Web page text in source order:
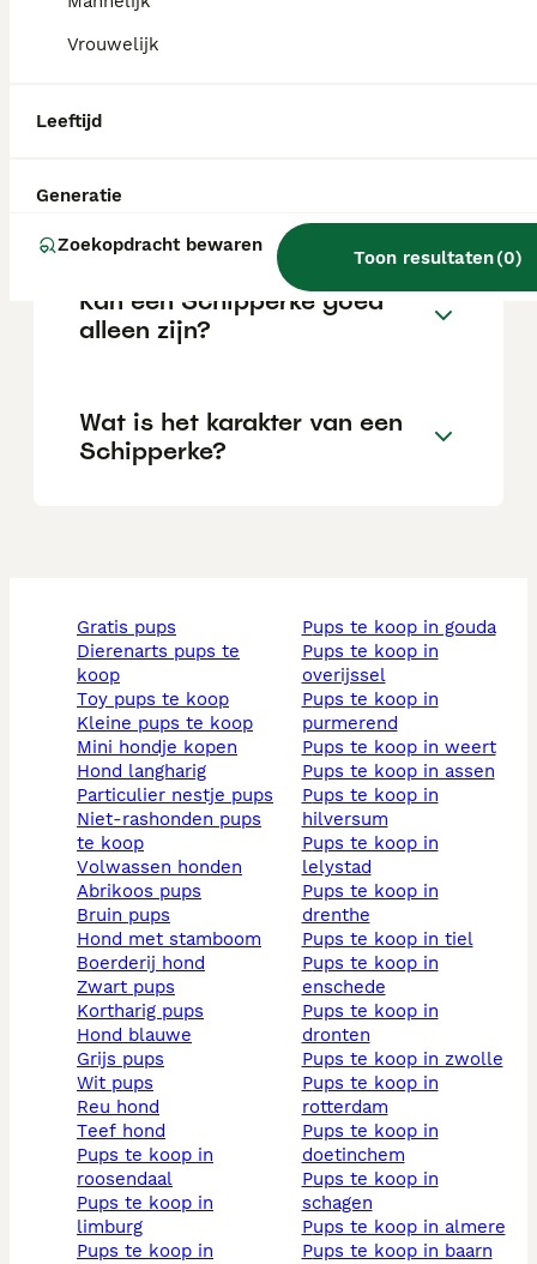
Vrouwelijk
Leeftijd
Generatie
Zoekopdracht bewaren
Toon resultaten(0)
Wat zijn de voor- en nadelen
van een Schipperke?
Kan een Schipperke goed
alleen zijn?
Wat is het karakter van een
Schipperke?
gratis pups
dierenarts pups te
koop
toy pups te koop
kleine pups te koop
mini hondje kopen
hond langharig
particulier nestje pups
niet-rashonden pups
te koop
volwassen honden
abrikoos pups
bruin pups
hond met stamboom
boerderij hond
zwart pups
kortharig pups
hond blauwe
grijs pups
wit pups
reu hond
teef hond
pups te koop in
roosendaal
pups te koop in
limburg
pups te koop in
pups te koop in gouda
pups te koop in
overijssel
pups te koop in
purmerend
pups te koop in weert
pups te koop in assen
pups te koop in
hilversum
pups te koop in
lelystad
pups te koop in
drenthe
pups te koop in tiel
pups te koop in
enschede
pups te koop in
dronten
pups te koop in zwolle
pups te koop in
rotterdam
pups te koop in
doetinchem
pups te koop in
schagen
pups te koop in almere
pups te koop in baarn